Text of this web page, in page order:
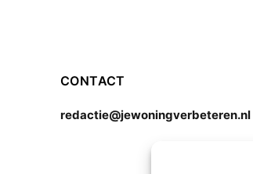
CONTACT
redactie@jewoningverbeteren.nl